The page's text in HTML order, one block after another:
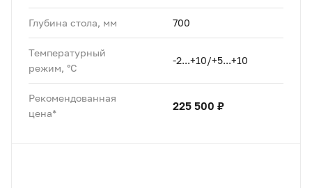
Глубина стола, мм 700
Температурный
режим, °C
-2...+10/+5...+10
Рекомендованная
цена*
225 500 ₽